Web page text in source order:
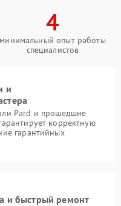
4
минимальный опыт работы
специалистов
и
Pard и прошедшие
корректную
гарантийных
и быстрый ремонт